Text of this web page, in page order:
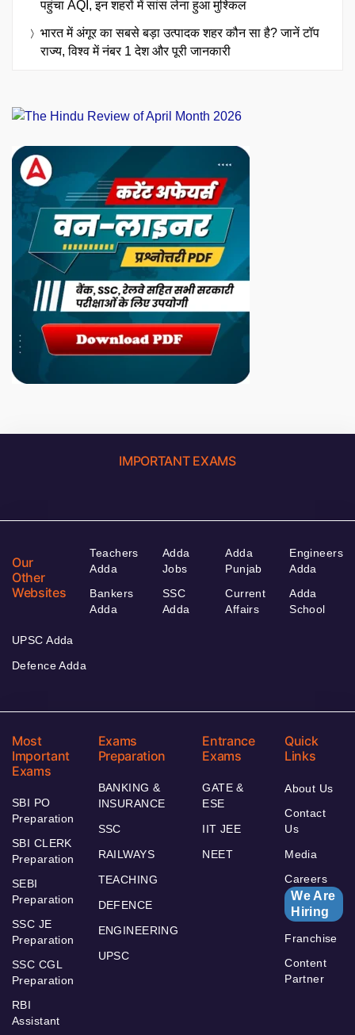
पहुंचा AQI, इन शहरों में सांस लेना हुआ मुश्किल
भारत में अंगूर का सबसे बड़ा उत्पादक शहर कौन सा है? जानें टॉप
राज्य, विश्व में नंबर 1 देश और पूरी जानकारी
IMPORTANT EXAMS
Our
Other
Websites
Teachers
Adda
Bankers
Adda
Adda
Jobs
SSC
Adda
Adda
Punjab
Current
Affairs
Engineers
Adda
Adda
School
UPSC Adda
Defence Adda
Most
Important
Exams
SBI PO
Preparation
SBI CLERK
Preparation
SEBI
Preparation
SSC JE
Preparation
SSC CGL
Preparation
RBI
Assistant
Exams
Preparation
BANKING &
INSURANCE
SSC
RAILWAYS
TEACHING
DEFENCE
ENGINEERING
UPSC
Entrance
Exams
GATE &
ESE
IIT JEE
NEET
Quick
Links
About Us
Contact
Us
Media
Careers
We Are
Hiring
Franchise
Content
Partner